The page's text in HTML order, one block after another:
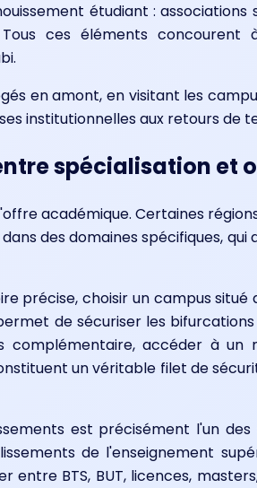
étudiant : associations
ces éléments concourent
en amont, en visitant les
institutionnelles aux retours de
spécialisation et
académique. Certaines
des domaines spécifiques, qui
précise, choisir un campus
de sécuriser les bifurcations
accéder à un
un véritable filet de
est précisément l'un
de l'enseignement
BTS, BUT, licences,